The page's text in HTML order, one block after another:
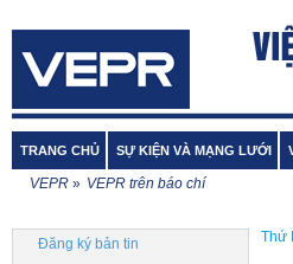
TRANG CHỦ SỰ KIỆN VÀ MẠNG LƯỚI
VEPR » VEPR trên báo chí
Đăng ký bản tin Thứ